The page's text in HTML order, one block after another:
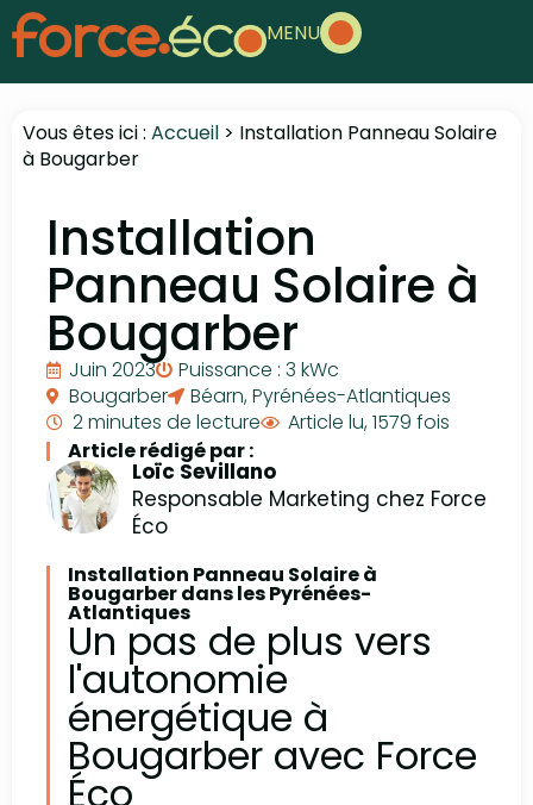
MENU
Vous êtes ici : Accueil> Installation Panneau Solaire
à Bougarber
Installation
Panneau Solaire à
Bougarber
Juin 2023
Puissance : 3 kWc
Bougarber
Béarn,Pyrénées-Atlantiques
2 minutes de lecture
Article lu, 1579 fois
Article rédigé par :
Loïc Sevillano
Responsable Marketing chez Force
Éco
Installation Panneau Solaire à
Bougarber dans les Pyrénées-
Atlantiques
Un pas de plus vers
l'autonomie
énergétique à
Bougarber avec Force
Éco